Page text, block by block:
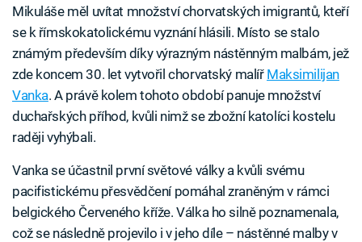
Mikuláše měl uvítat množství chorvatských imigrantů, kteří
se k římskokatolickému vyznání hlásili. Místo se stalo
známým především díky výrazným nástěnným malbám, jež
zde koncem 30. let vytvořil chorvatský malíř Maksimilijan
Vanka. A právě kolem tohoto období panuje množství
duchařských příhod, kvůli nimž se zbožní katolíci kostelu
raději vyhýbali.
Vanka se účastnil první světové války a kvůli svému
pacifistickému přesvědčení pomáhal zraněným v rámci
belgického Červeného kříže. Válka ho silně poznamenala,
což se následně projevilo i v jeho díle – nástěnné malby v